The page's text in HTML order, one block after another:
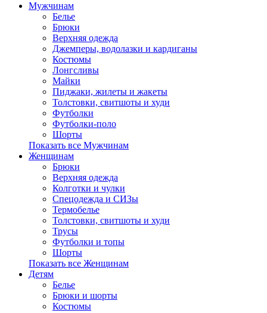
Мужчинам
Белье
Брюки
Верхняя одежда
Джемперы, водолазки и кардиганы
Костюмы
Лонгсливы
Майки
Пиджаки, жилеты и жакеты
Толстовки, свитшоты и худи
Футболки
Футболки-поло
Шорты
Показать все Мужчинам
Женщинам
Брюки
Верхняя одежда
Колготки и чулки
Спецодежда и СИЗы
Термобелье
Толстовки, свитшоты и худи
Трусы
Футболки и топы
Шорты
Показать все Женщинам
Детям
Белье
Брюки и шорты
Костюмы